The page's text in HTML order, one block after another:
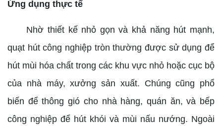
Ứng dụng thực tế
Nhờ thiết kế nhỏ gọn và khả năng hút mạnh,
quạt hút công nghiệp tròn thường được sử dụng để
hút mùi hóa chất trong các khu vực nhỏ hoặc cục bộ
của nhà máy, xưởng sản xuất. Chúng cũng phổ
biến để thông gió cho nhà hàng, quán ăn, và bếp
công nghiệp để hút khói và mùi nấu nướng. Ngoài